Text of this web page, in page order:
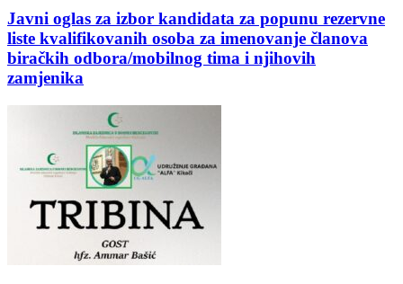
Javni oglas za izbor kandidata za popunu rezervne
liste kvalifikovanih osoba za imenovanje članova
biračkih odbora/mobilnog tima i njihovih
zamjenika